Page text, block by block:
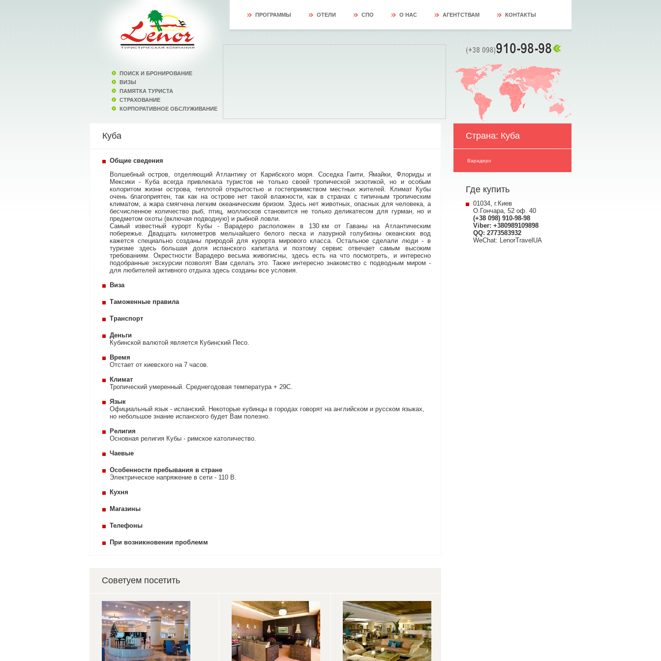
ПРОГРАММЫ ОТЕЛИ СПО О НАС АГЕНТСТВАМ КОНТАКТЫ
ПОИСК И БРОНИРОВАНИЕ
ВИЗЫ
ПАМЯТКА ТУРИСТА
СТРАХОВАНИЕ
КОРПОРАТИВНОЕ ОБСЛУЖИВАНИЕ
Куба
Общие сведения
Волшебный остров, отделяющий Атлантику от Карибского моря. Соседка Гаити, Ямайки, Флориды и
Мексики - Куба всегда привлекала туристов не только своей тропической экзотикой, но и особым
колоритом жизни острова, теплотой открытостью и гостеприимством местных жителей. Климат Кубы
очень благоприятен, так как на острове нет такой влажности, как в странах с типичным тропическим
климатом, а жара смягчена легким океаническим бризом. Здесь нет животных, опасных для человека, а
бесчисленное количество рыб, птиц, моллюсков становится не только деликатесом для гурман, но и
предметом охоты (включая подводную) и рыбной ловли.
Самый известный курорт Кубы - Варадеро расположен в 130 км от Гаваны на Атлантическим
побережье. Двадцать километров мельчайшего белого песка и лазурной голубизны океанских вод
кажется специально созданы природой для курорта мирового класса. Остальное сделали люди - в
туризме здесь большая доля испанского капитала и поэтому сервис отвечает самым высоким
требованиям. Окрестности Варадеро весьма живописны, здесь есть на что посмотреть, и интересно
подобранные экскурсии позволят Вам сделать это. Также интересно знакомство с подводным миром -
для любителей активного отдыха здесь созданы все условия.
Виза
Таможенные правила
Транспорт
Деньги
Кубинской валютой является Кубинский Песо.
Время
Отстает от киевского на 7 часов.
Климат
Тропический умеренный. Среднегодовая температура + 29С.
Язык
Официальный язык - испанский. Некоторые кубинцы в городах говорят на английском и русском языках,
но небольшое знание испанского будет Вам полезно.
Религия
Основная религия Кубы - римское католичество.
Чаевые
Особенности пребывания в стране
Электрическое напряжение в сети - 110 В.
Кухня
Магазины
Телефоны
При возникновении проблемм
Советуем посетить
Страна: Куба
Варадеро
Где купить
01034, г.Киев
О.Гончара, 52 оф. 40
(+38 098) 910-98-98
Viber: +380989109898
QQ: 2773583932
WeChat: LenorTravelUA